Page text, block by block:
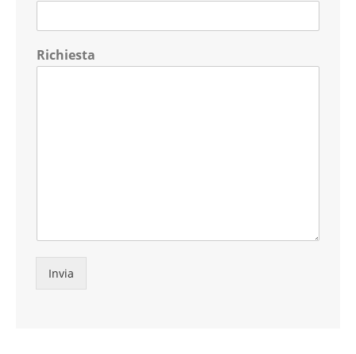
Richiesta
Invia